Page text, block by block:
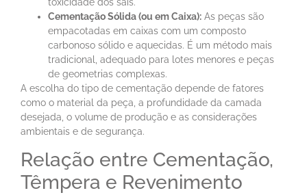
Cementação Sólida (ou em Caixa): As peças são
empacotadas em caixas com um composto
carbonoso sólido e aquecidas. É um método mais
tradicional, adequado para lotes menores e peças
de geometrias complexas.
A escolha do tipo de cementação depende de fatores
como o material da peça, a profundidade da camada
desejada, o volume de produção e as considerações
ambientais e de segurança.
Relação entre Cementação,
Têmpera e Revenimento